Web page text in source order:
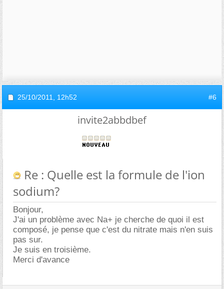
25/10/2011, 12h52 #6
invite2abbdbef
Re : Quelle est la formule de l'ion
sodium?
Bonjour,
J'ai un problème avec Na+ je cherche de quoi il est
composé, je pense que c'est du nitrate mais n'en suis
pas sur.
Je suis en troisième.
Merci d'avance